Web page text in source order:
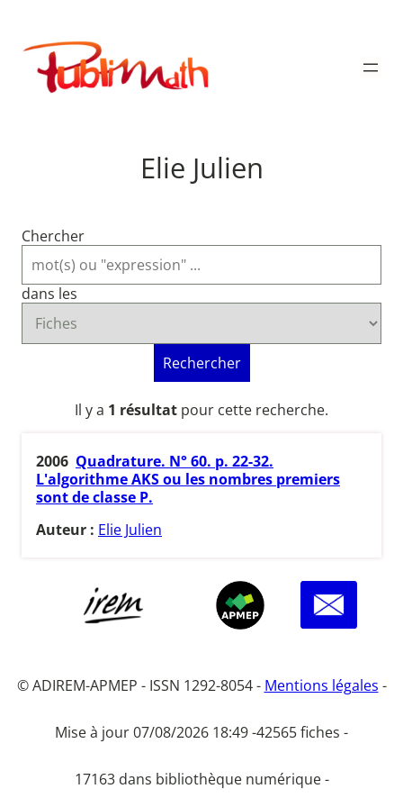
contenu
Publimath
Elie Julien
Chercher
dans les
Rechercher
Il y a 1 résultat pour cette recherche.
2006 Quadrature. N° 60. p. 22-32.
L'algorithme AKS ou les nombres premiers
sont de classe P.
Auteur : Elie Julien
© ADIREM-APMEP - ISSN 1292-8054 - Mentions légales -
Mise à jour 07/08/2026 18:49 -42565 fiches -
17163 dans bibliothèque numérique -